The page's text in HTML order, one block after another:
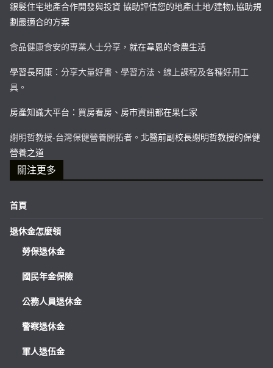
銀髮住宅地產合作開發與投資 協助評估您的地產(土地/建物),協助規
劃最適合的方案
食品健康食安的專業人士分享， 就在韋恩的食農生活
學習長阿康 ：分享大量好書、學習方法、線上課程及各種好用工
具。
房產知識大平台：買房看房、房市資訊都在果仁家
謝明哲教授-台灣保健營養開拓者。 北醫前副校長謝明哲教授的保健
營養之道
關注更多
首頁
退休金怎麼領
勞保退休金
國民年金保險
公務人員退休金
警察退休金
軍人退伍金